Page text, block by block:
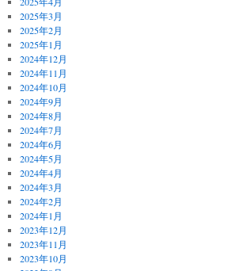
2025年3月
2025年2月
2025年1月
2024年12月
2024年11月
2024年10月
2024年9月
2024年8月
2024年7月
2024年6月
2024年5月
2024年4月
2024年3月
2024年2月
2024年1月
2023年12月
2023年11月
2023年10月